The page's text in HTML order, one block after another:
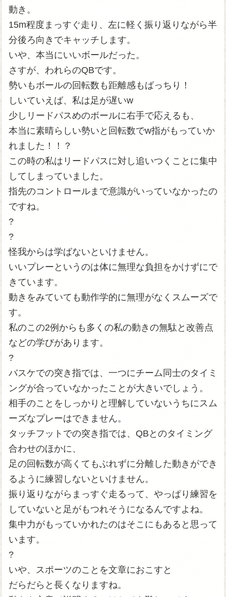
動き。
15m程度まっすぐ走り、左に軽く振り返りながら半
分後ろ向きでキャッチします。
いや、本当にいいボールだった。
さすが、われらのQBです。
勢いもボールの回転数も距離感もばっちり！
しいていえば、私は足が遅いw
少しリードパスめのボールに右手で応えるも、
本当に素晴らしい勢いと回転数でw指がもっていか
れました！！？
この時の私はリードパスに対し追いつくことに集中
してしまっていました。
指先のコントロールまで意識がいっていなかったの
ですね。
?
?
怪我からは学ばないといけません。
いいプレーというのは体に無理な負担をかけずにで
きています。
動きをみていても動作学的に無理がなくスムーズで
す。
私のこの2例からも多くの私の動きの無駄と改善点
などの学びがあります。
?
バスケでの突き指では、一つにチーム同士のタイミ
ングが合っていなかったことが大きいでしょう。
相手のことをしっかりと理解していないうちにスム
ーズなプレーはできません。
タッチフットでの突き指では、QBとのタイミング
合わせのほかに、
足の回転数が高くてもぶれずに分離した動きができ
るように練習しないといけません。
振り返りながらまっすぐ走るって、やっぱり練習を
していないと足がもつれそうになるんですよね。
集中力がもっていかれたのはそこにもあると思って
います。
?
いや、スポーツのことを文章におこすと
だらだらと長くなりますね。